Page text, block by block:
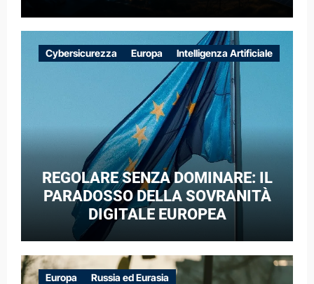
CASO DELLE RETI ELETTRICHE
EUROPEE NEL CONTESTO DELLA
GUERRA IBRIDA
Cybersicurezza Europa Intelligenza Artificiale
REGOLARE SENZA DOMINARE: IL
PARADOSSO DELLA SOVRANITÀ
DIGITALE EUROPEA
Europa Russia ed Eurasia